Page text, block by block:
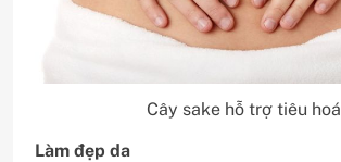
Cây sake hỗ trợ tiêu hoá
Làm đẹp da